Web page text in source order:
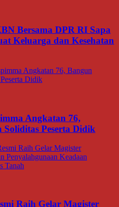
Bersama DPR RI Sapa
Keluarga dan Kesehatan
Angkatan 76,
Peserta Didik
Raih Gelar Magister